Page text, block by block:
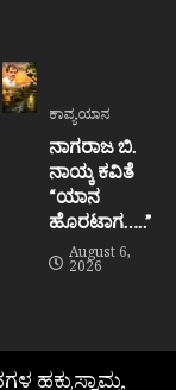
ಕಾವ್ಯಯಾನ
ನಾಗರಾಜ ಬಿ.
ನಾಯ್ಕ ಕವಿತೆ
“ಯಾನ
ಹೊರಟಾಗ…..”
August 6,
2026